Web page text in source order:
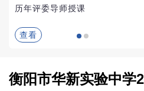
历年评委导师授课
查看
衡阳市华新实验中学